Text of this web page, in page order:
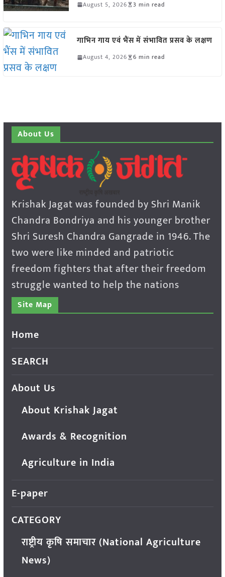
August 5, 2026 3 min read
गाभिन गाय एवं भैंस में संभावित प्रसव के लक्षण
August 4, 2026 6 min read
About Us
Krishak Jagat was founded by Shri Manik
Chandra Bondriya and his younger brother
Shri Suresh Chandra Gangrade in 1946. The
two were like minded and patriotic
freedom fighters that after their freedom
struggle wanted to help the nations
Site Map
Home
SEARCH
About Us
About Krishak Jagat
Awards & Recognition
Agriculture in India
E-paper
CATEGORY
राष्ट्रीय कृषि समाचार (National Agriculture
News)